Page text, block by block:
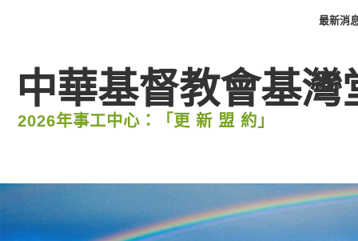
中華基督教會基灣
2026年事工中心：「更 新 盟 約」
最新消